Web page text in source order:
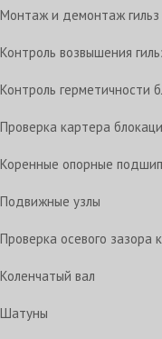
Монтаж и демонтаж гильз
Контроль возвышения
Контроль герметичности
Проверка картера
Коренные опорные
Подвижные узлы
Проверка осевого зазора
Коленчатый вал
Шатуны